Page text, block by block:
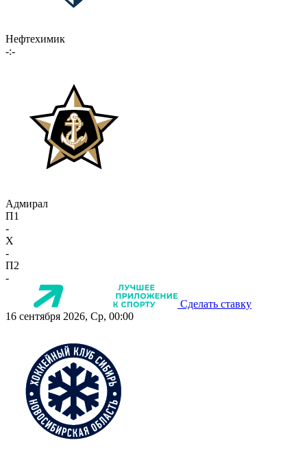
Нефтехимик
-:-
Адмирал
П1
-
X
-
П2
-
Сделать ставку
16 сентября 2026, Ср, 00:00